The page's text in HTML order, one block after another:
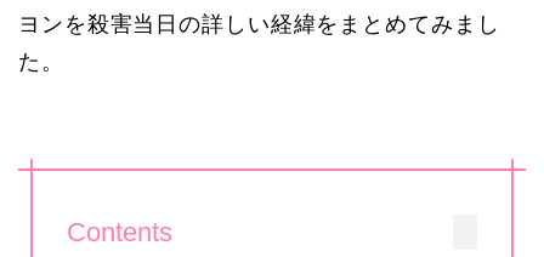
ヨンを殺害当日の詳しい経緯をまとめてみまし
た。
Contents